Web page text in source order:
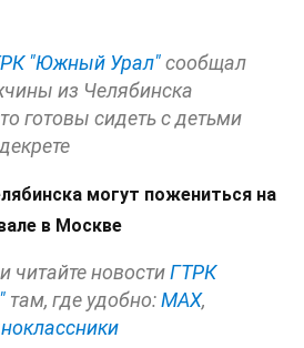
"Южный Урал"сообщал
из Челябинска
готовы сидеть с детьми
могут пожениться на
в Москве
читайте новостиГТРК
там, где удобно:МАХ,